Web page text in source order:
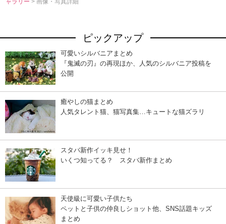
ャラリー> 画像・写真詳細
ピックアップ
可愛いシルバニアまとめ
『鬼滅の刃』の再現ほか、人気のシルバニア投稿を
公開
癒やしの猫まとめ
人気タレント猫、猫写真集…キュートな猫ズラリ
スタバ新作イッキ見せ！
いくつ知ってる？ スタバ新作まとめ
天使級に可愛い子供たち
ペットと子供の仲良しショット他、SNS話題キッズ
まとめ